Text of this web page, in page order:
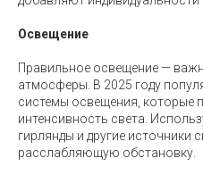
Освещение
Правильное освещение —
атмосферы. В 2025 году
системы освещения, которые
интенсивность света.
гирлянды и другие источники
расслабляющую обстановку.